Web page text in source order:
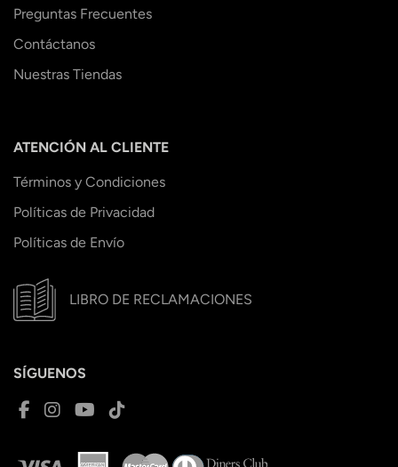
Preguntas Frecuentes
Contáctanos
Nuestras Tiendas
ATENCIÓN AL CLIENTE
Términos y Condiciones
Políticas de Privacidad
Políticas de Envío
LIBRO DE RECLAMACIONES
SÍGUENOS